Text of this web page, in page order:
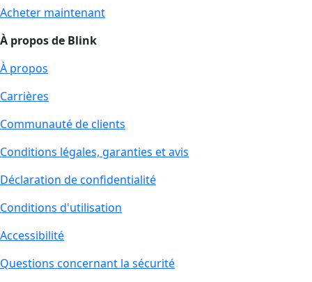
Acheter maintenant
À propos de Blink
À propos
Carrières
Communauté de clients
Conditions légales, garanties et avis
Déclaration de confidentialité
Conditions d'utilisation
Accessibilité
Questions concernant la sécurité